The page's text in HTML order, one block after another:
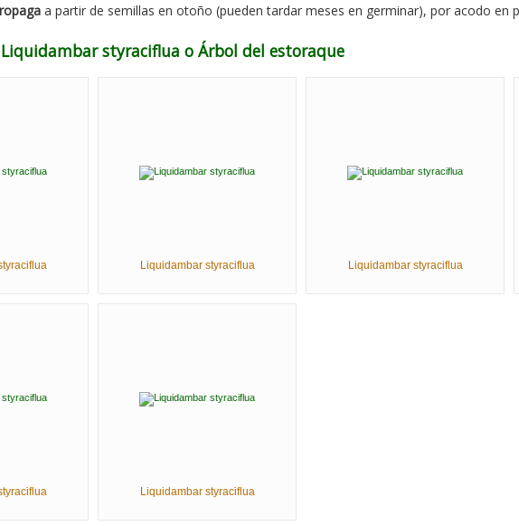
a partir de semillas en otoño (pueden tardar meses en germinar), por acodo en
styraciflua o Árbol del estoraque
Liquidambar styraciflua Liquidambar styraciflua
Liquidambar styraciflua